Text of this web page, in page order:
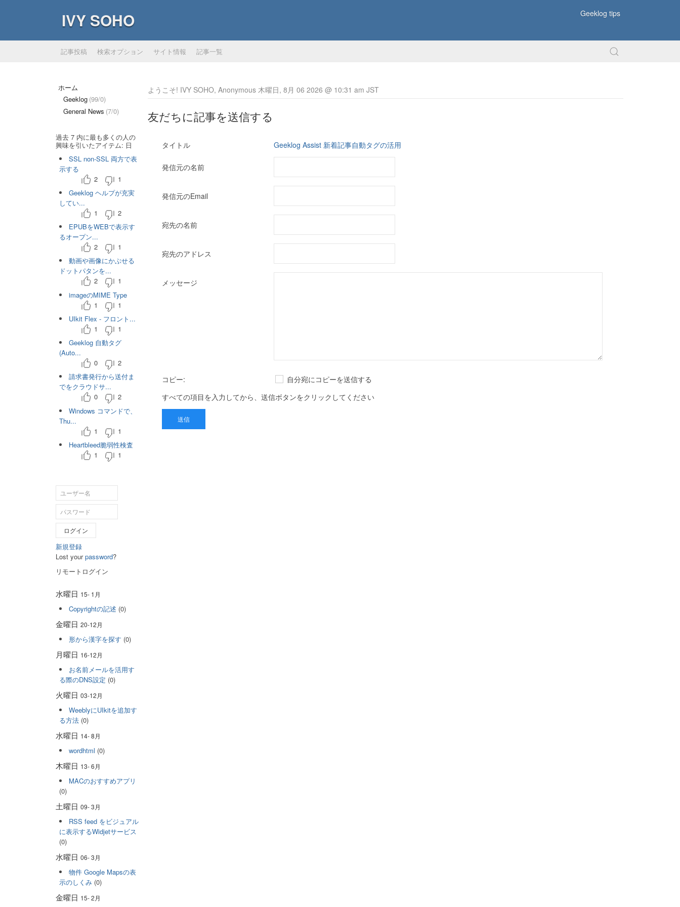
IVY SOHO Geeklog tips
記事投稿 検索オプション サイト情報 記事一覧
ようこそ! IVY SOHO, Anonymous 木曜日, 8月 06 2026 @ 10:31 am JST
友だちに記事を送信する
タイトル Geeklog Assist 新着記事自動タグの活用
発信元の名前
発信元のEmail
宛先の名前
宛先のアドレス
メッセージ
コピー:
自分宛にコピーを送信する
すべての項目を入力してから、送信ボタンをクリックしてください
送信
ホーム
Geeklog (99/0)
General News (7/0)
過去 7 内に最も多くの人の
興味を引いたアイテム: 日
SSL non-SSL 両方で表
示する
2
1
Geeklog ヘルプが充実
してい...
1
2
EPUBをWEBで表示す
るオープン...
2
1
動画や画像にかぶせる
ドットパタンを...
2
1
imageのMIME Type
1
1
UIkit Flex - フロント...
1
1
Geeklog 自動タグ
(Auto...
0
2
請求書発行から送付ま
でをクラウドサ...
0
2
Windows コマンドで、
Thu...
1
1
Heartbleed脆弱性検査
1
1
ログイン
新規登録
Lost yourpassword?
リモートログイン
水曜日 15- 1月
Copyrightの記述 (0)
金曜日 20-12月
形から漢字を探す (0)
月曜日 16-12月
お名前メールを活用す
る際のDNS設定 (0)
火曜日 03-12月
WeeblyにUIkitを追加す
る方法(0)
水曜日 14- 8月
wordhtml (0)
木曜日 13- 6月
MACのおすすめアプリ
(0)
土曜日 09- 3月
RSS feed をビジュアル
に表示するWidjetサービス
(0)
水曜日 06- 3月
物件 Google Mapsの表
示のしくみ(0)
金曜日 15- 2月